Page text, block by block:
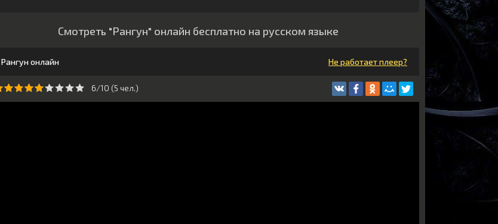
Смотреть "Рангун" онлайн бесплатно на русском языке
Рангун онлайн Не работает плеер?
6/10 (5 чeл.)